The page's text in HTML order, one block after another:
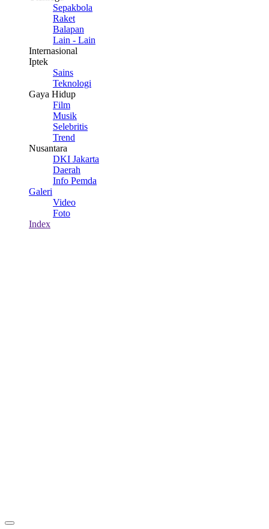
Sepakbola
Raket
Balapan
Lain - Lain
Internasional
Iptek
Sains
Teknologi
Gaya Hidup
Film
Musik
Selebritis
Trend
Nusantara
DKI Jakarta
Daerah
Info Pemda
Galeri
Video
Foto
Index